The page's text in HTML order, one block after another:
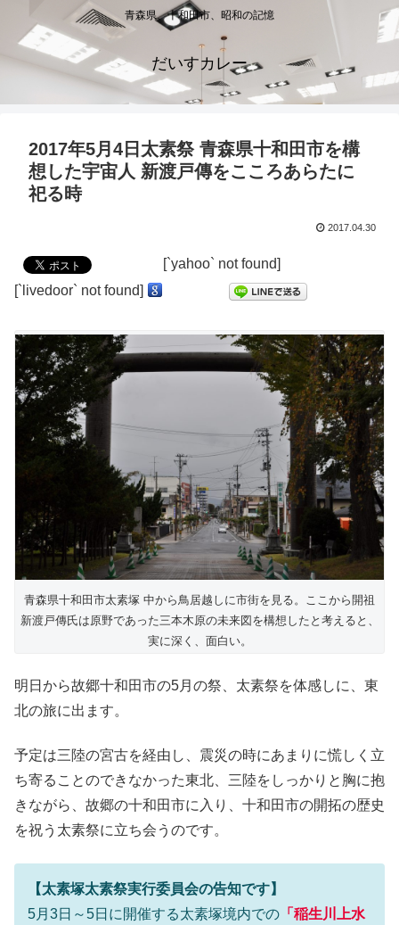
青森県、十和田市、昭和の記憶
だいすカレー
2017年5月4日太素祭 青森県十和田市を構
想した宇宙人 新渡戸傳をこころあらたに
祀る時
2017.04.30
[`yahoo` not found]
[`livedoor` not found]
青森県十和田市太素塚 中から鳥居越しに市街を見る。ここから開祖
新渡戸傳氏は原野であった三本木原の未来図を構想したと考えると、
実に深く、面白い。
明日から故郷十和田市の5月の祭、太素祭を体感しに、東
北の旅に出ます。
予定は三陸の宮古を経由し、震災の時にあまりに慌しく立
ち寄ることのできなかった東北、三陸をしっかりと胸に抱
きながら、故郷の十和田市に入り、十和田市の開拓の歴史
を祝う太素祭に立ち会うのです。
【太素塚太素祭実行委員会の告知です】
5月3日～5日に開催する太素塚境内での 「稲生川上水